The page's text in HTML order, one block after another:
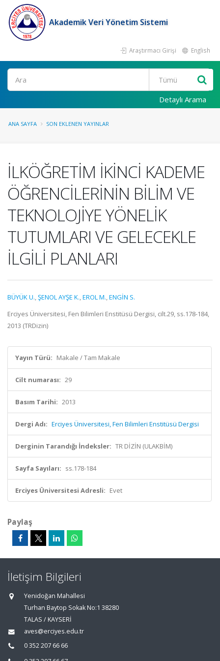
Akademik Veri Yönetim Sistemi
Araştırmacı Girişi English
Ara
Detaylı Arama
ANA SAYFA SON EKLENEN YAYINLAR
İLKÖĞRETİM İKİNCİ KADEME
ÖĞRENCİLERİNİN BİLİM VE
TEKNOLOJİYE YÖNELİK
TUTUMLARI VE GELECEKLE
İLGİLİ PLANLARI
BÜYÜK U.,ŞENOL AYŞE K.,EROL M.,ENGİN S.
Erciyes Üniversitesi, Fen Bilimleri Enstitüsü Dergisi, cilt.29, ss.178-184,
2013 (TRDizin)
Yayın Türü: Makale / Tam Makale
Cilt numarası: 29
Basım Tarihi: 2013
Dergi Adı: Erciyes Üniversitesi, Fen Bilimleri Enstitüsü Dergisi
Derginin Tarandığı İndeksler: TR DİZİN (ULAKBİM)
Sayfa Sayıları: ss.178-184
Erciyes Üniversitesi Adresli: Evet
Paylaş
İletişim Bilgileri
Yenidoğan Mahallesi
Turhan Baytop Sokak No:1 38280
TALAS / KAYSERİ
aves@erciyes.edu.tr
0 352 207 66 66